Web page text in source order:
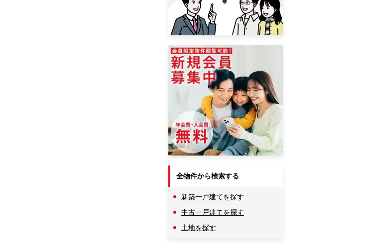
全物件から検索する
新築一戸建てを探す
中古一戸建てを探す
土地を探す